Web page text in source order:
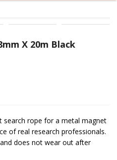
X 20m Black
search rope for a metal magnet
of real research professionals.
does not wear out after